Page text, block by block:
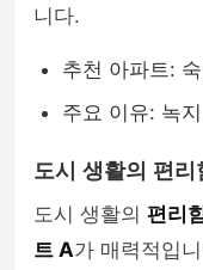
니다.
추천 아파트:
주요 이유: 녹
도시 생활의 편
도시 생활의 편리
트 A가 매력적입